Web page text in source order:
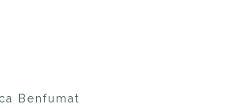
Benfumat